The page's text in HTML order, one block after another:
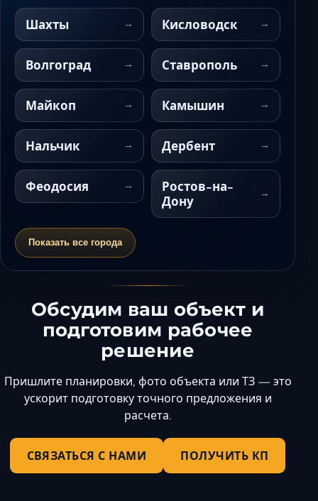
Шахты Кисловодск
Волгоград Ставрополь
Майкоп Камышин
Нальчик Дербент
Феодосия
Ростов-на-
Дону
Показать все города
Обсудим ваш объект и
подготовим рабочее
решение
Пришлите планировки, фото объекта или ТЗ — это
ускорит подготовку точного предложения и
расчета.
СВЯЗАТЬСЯ С НАМИ ПОЛУЧИТЬ КП